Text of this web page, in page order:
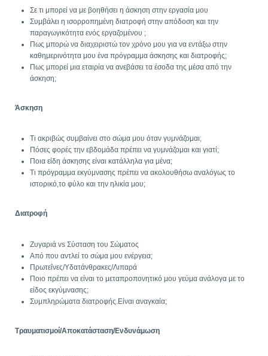
Σε τι μπορεί να με βοηθήσει η άσκηση στην εργασία μου
Συμβάλει η ισορροπημένη διατροφή στην απόδοση και την
παραγωγικότητα ενός εργαζομένου ;
Πως μπορώ να διαχειριστώ τον χρόνο μου για να εντάξω στην
καθημερινότητα μου ένα πρόγραμμα άσκησης και διατροφής;
Πως μπορεί μια εταιρία να ανεβάσει τα έσοδα της μέσα από την
άσκηση;
Άσκηση
Τι ακριβώς συμβαίνει στο σώμα μου όταν γυμνάζομαι;
Πόσες φορές την εβδομάδα πρέπει να γυμνάζομαι και γιατί;
Ποια είδη άσκησης είναι κατάλληλα για μένα;
Τι πρόγραμμα εκγύμνασης πρέπει να ακολουθήσω αναλόγως το
ιστορικό,το φύλο και την ηλικία μου;
Διατροφή
Ζυγαριά vs Σύσταση του Σώματος
Από που αντλεί το σώμα μου ενέργεια;
Πρωτεΐνες/Υδατάνθρακες/Λιπαρά
Ποιο πρέπει να είναι το μεταπροπονητικό μου γεύμα ανάλογα με το
είδος εκγύμνασης;
Συμπληρώματα διατροφής.Είναι αναγκαία;
Τραυματισμοί/Αποκατάσταση/Ενδυνάμωση